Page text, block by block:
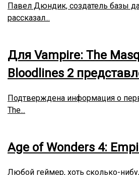
Павел Дюндик, создатель базы
рассказал...
Для Vampire: The
Bloodlines 2
Подтверждена информация о
The...
Age of Wonders 4:
Любой геймер, хоть сколько-